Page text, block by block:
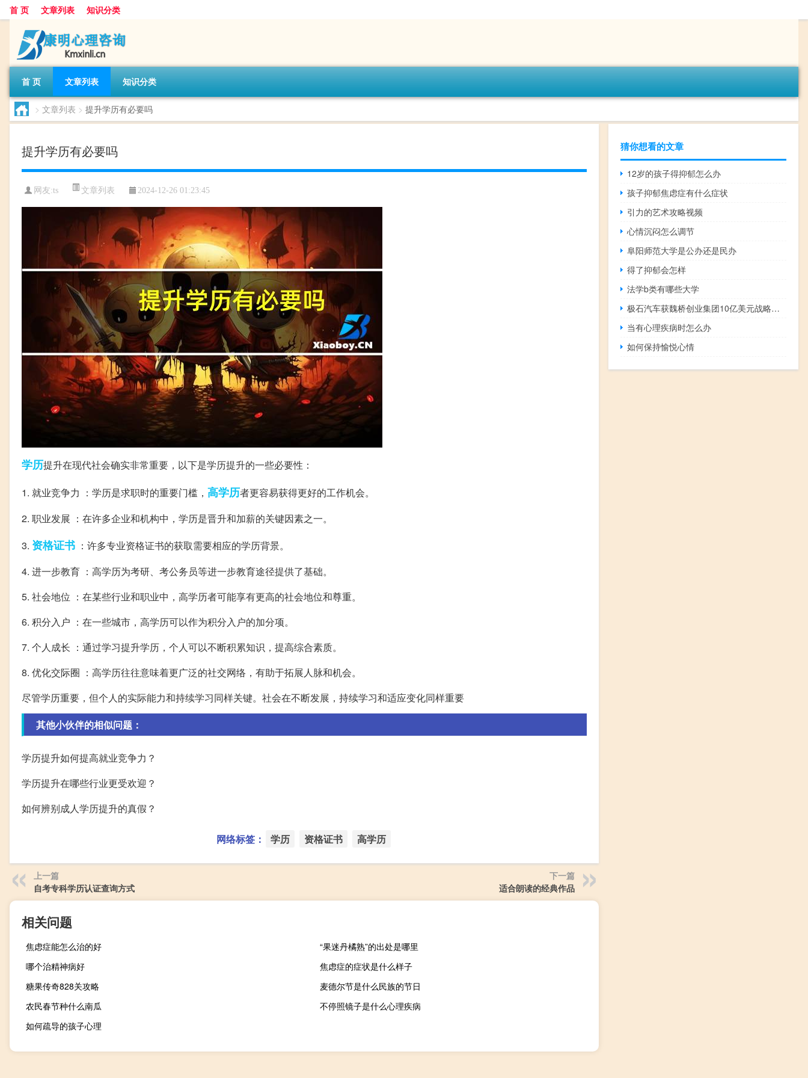
首 页 文章列表 知识分类
首 页 文章列表 知识分类
> 文章列表 > 提升学历有必要吗
提升学历有必要吗
网友:ts 文章列表 2024-12-26 01:23:45
学历提升在现代社会确实非常重要，以下是学历提升的一些必要性：
1. 就业竞争力 ：学历是求职时的重要门槛， 高学历者更容易获得更好的工作机会。
2. 职业发展 ：在许多企业和机构中，学历是晋升和加薪的关键因素之一。
3. 资格证书 ：许多专业资格证书的获取需要相应的学历背景。
4. 进一步教育 ：高学历为考研、考公务员等进一步教育途径提供了基础。
5. 社会地位 ：在某些行业和职业中，高学历者可能享有更高的社会地位和尊重。
6. 积分入户 ：在一些城市，高学历可以作为积分入户的加分项。
7. 个人成长 ：通过学习提升学历，个人可以不断积累知识，提高综合素质。
8. 优化交际圈 ：高学历往往意味着更广泛的社交网络，有助于拓展人脉和机会。
尽管学历重要，但个人的实际能力和持续学习同样关键。社会在不断发展，持续学习和适应变化同样重要
其他小伙伴的相似问题：
学历提升如何提高就业竞争力？
学历提升在哪些行业更受欢迎？
如何辨别成人学历提升的真假？
网络标签： 学历 资格证书 高学历
上一篇
自考专科学历认证查询方式
下一篇
适合朗读的经典作品
相关问题
焦虑症能怎么治的好
“果迷丹橘熟”的出处是哪里
哪个治精神病好
焦虑症的症状是什么样子
糖果传奇828关攻略
麦德尔节是什么民族的节日
农民春节种什么南瓜
不停照镜子是什么心理疾病
如何疏导的孩子心理
猜你想看的文章
12岁的孩子得抑郁怎么办
孩子抑郁焦虑症有什么症状
引力的艺术攻略视频
心情沉闷怎么调节
阜阳师范大学是公办还是民办
得了抑郁会怎样
法学b类有哪些大学
极石汽车获魏桥创业集团10亿美元战略投资
当有心理疾病时怎么办
如何保持愉悦心情